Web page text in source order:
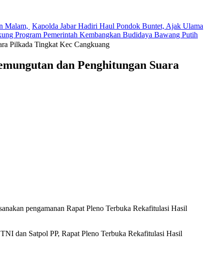
Malam, Kapolda Jabar Hadiri Haul Pondok Buntet, Ajak Ulama
Program Pemerintah Kembangkan Budidaya Bawang Putih
Pilkada Tingkat Kec Cangkuang
dan Penghitungan Suara
pengamanan Rapat Pleno Terbuka Rekafitulasi Hasil
dan Satpol PP, Rapat Pleno Terbuka Rekafitulasi Hasil